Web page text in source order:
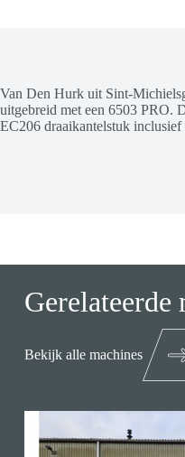
Van Den Hurk uit Sint-
uitgebreid met een 6503 PRO.
EC206 draaikantelstuk
Gerelateerde
Bekijk alle machines